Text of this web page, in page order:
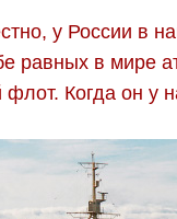
у России в
равных в мире
Когда он у